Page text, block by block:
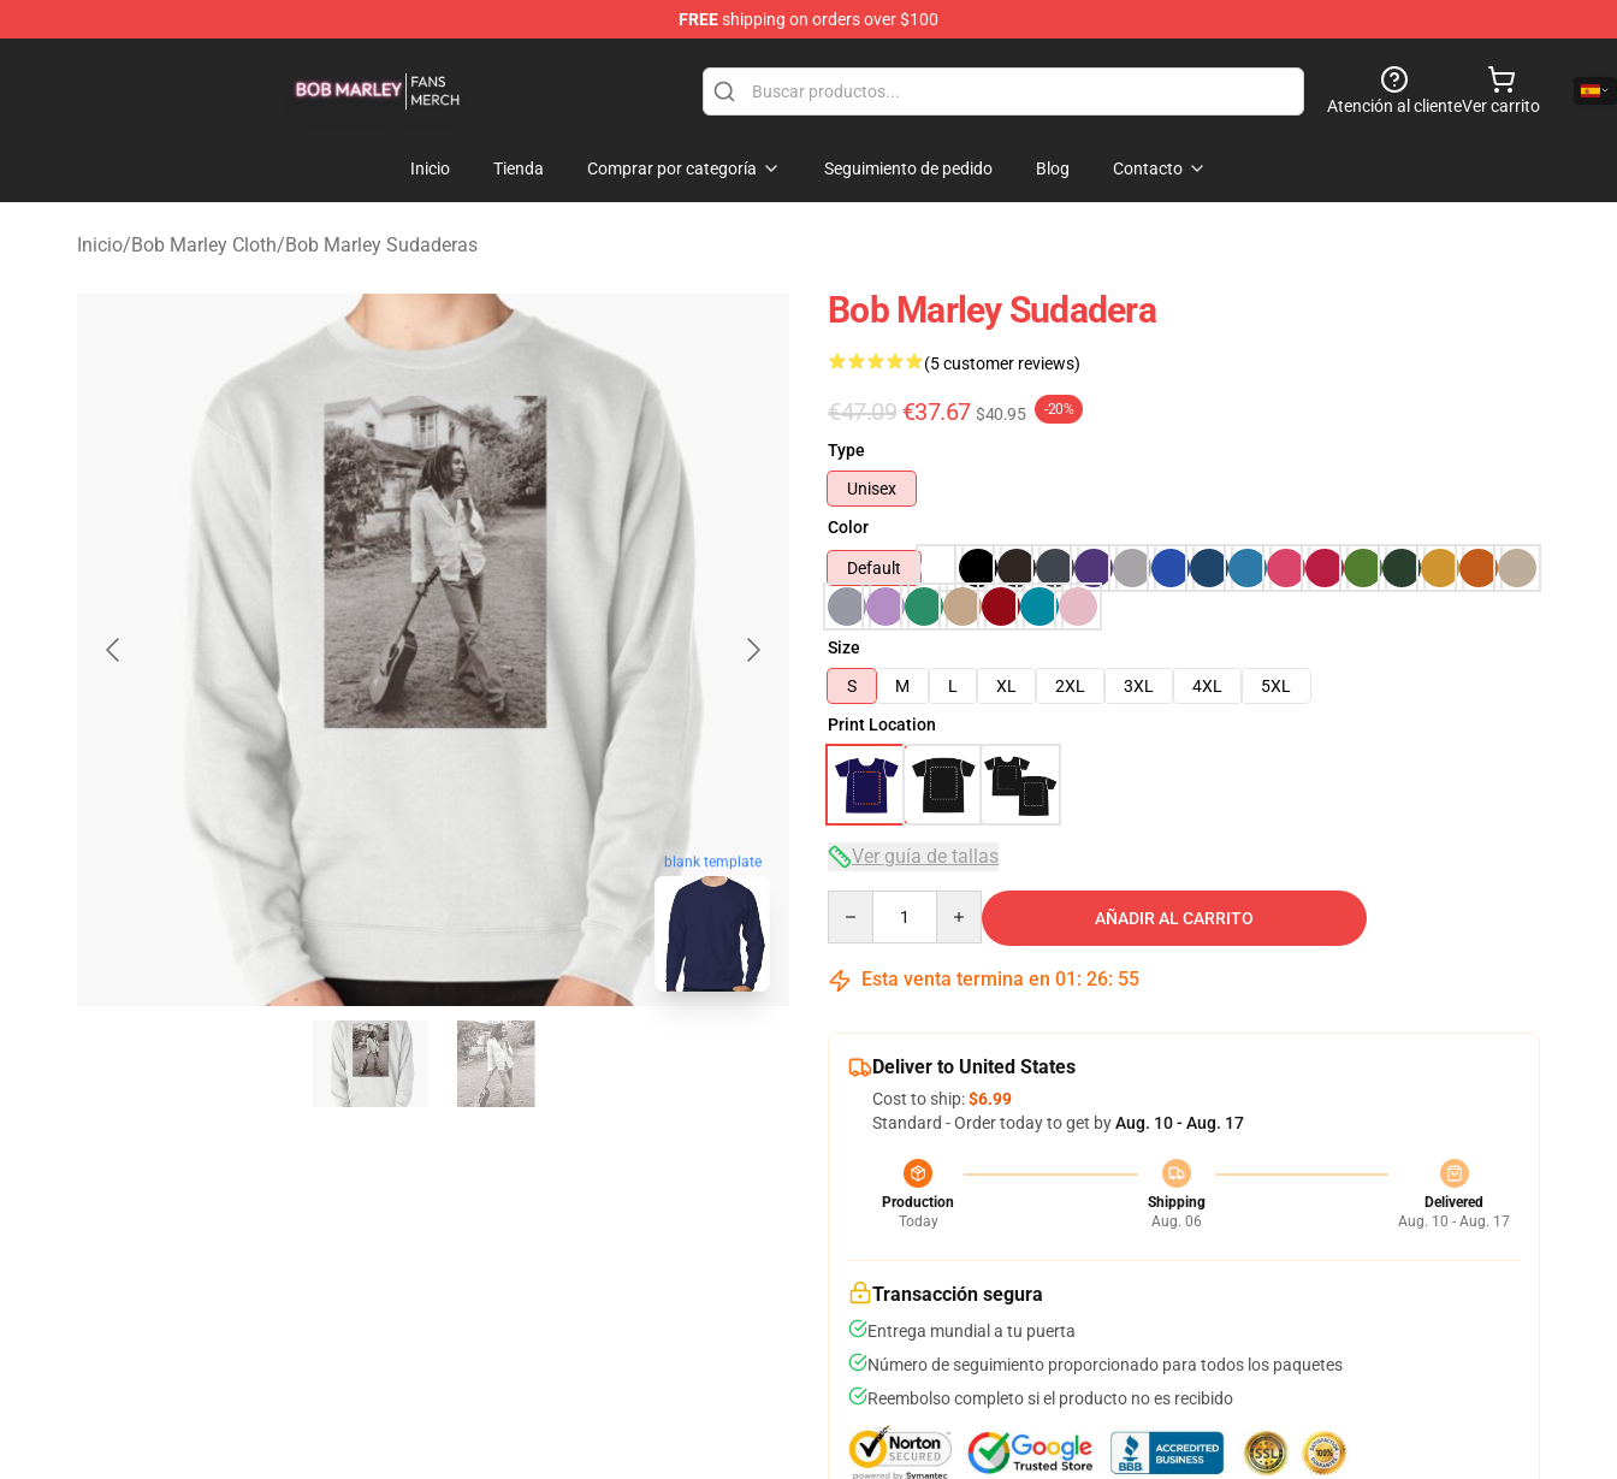
FREEshipping on orders over $100
Atención al clienteVer carrito
Inicio Tienda Comprar por categoría Seguimiento de pedido Blog Contacto
Inicio/Bob Marley Cloth/Bob Marley Sudaderas
blank template
Bob Marley Sudadera
(5 customer reviews)
€47.09 €37.67 $40.95 -20%
Type
Unisex
Color
Default
Size
S
M L XL 2XL 3XL 4XL
5XL
Print Location
Ver guía de tallas
AÑADIR AL CARRITO
Esta venta termina en 01 : 26: 54
Deliver to United States
Cost to ship:$6.99
Standard - Order today to get byAug. 10 - Aug. 17
Production
Today
Shipping
Aug. 06
Delivered
Aug. 10 - Aug. 17
Transacción segura
Entrega mundial a tu puerta
Número de seguimiento proporcionado para todos los paquetes
Reembolso completo si el producto no es recibido